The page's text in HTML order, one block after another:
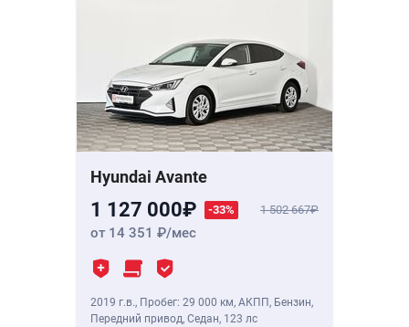
Hyundai Avante
1 127 000 -33% 1 502 667
от 14 351 /мес
2019 г.в., Пробег: 29 000 км, АКПП, Бензин,
Передний привод, Седан, 123 лс